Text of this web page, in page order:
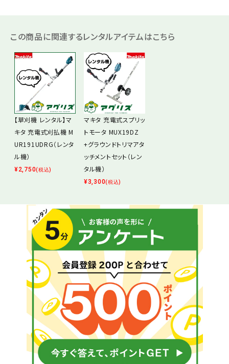
この商品に関連するレンタルアイテムはこちら
【草刈機 レンタル】マ
キタ 充電式刈払機 M
UR191UDRG（レンタ
ル機）
¥2,750(税込)
マキタ 充電式スプリッ
トモータ MUX19DZ
+グラウンドトリマアタ
ッチメントセット（レン
タル機）
¥3,300(税込)